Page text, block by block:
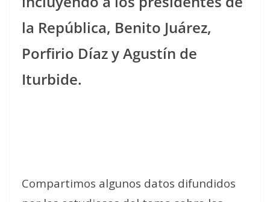
la República, Benito Juárez,
Porfirio Díaz y Agustín de
Iturbide.
Compartimos algunos datos difundidos